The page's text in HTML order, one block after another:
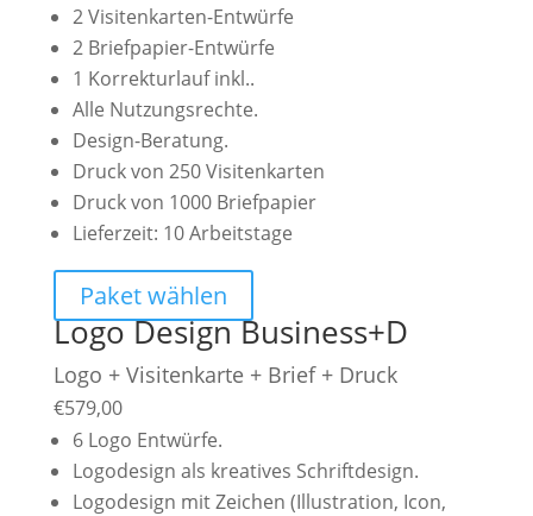
2 Visitenkarten-Entwürfe
2 Briefpapier-Entwürfe
1 Korrekturlauf inkl..
Alle Nutzungsrechte.
Design-Beratung.
Druck von 250 Visitenkarten
Druck von 1000 Briefpapier
Lieferzeit: 10 Arbeitstage
Paket wählen
Logo Design Business+D
Logo + Visitenkarte + Brief + Druck
€579,00
6 Logo Entwürfe.
Logodesign als kreatives Schriftdesign.
Logodesign mit Zeichen (Illustration, Icon,